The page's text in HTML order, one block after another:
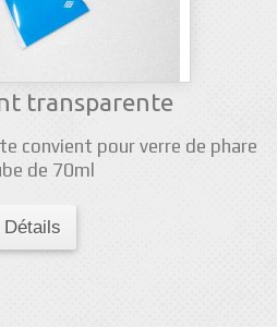
transparente
convient pour verre de phare
de 70ml
Détails